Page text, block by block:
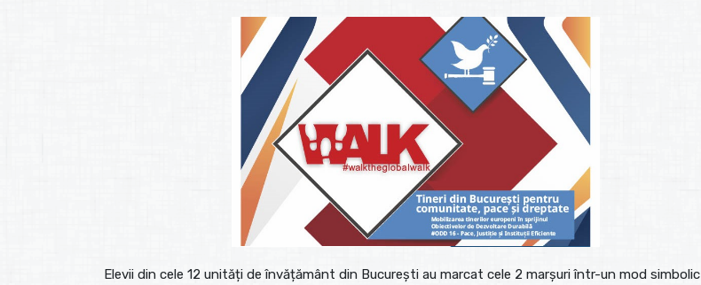
Elevii din cele 12 unități de învățământ din București au marcat cele 2 marșuri într-un mod simbolic